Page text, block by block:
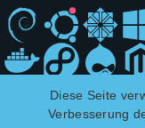
Hybrid
Diese Seite
Verbesserung